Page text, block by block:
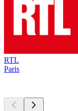
RTL
Paris